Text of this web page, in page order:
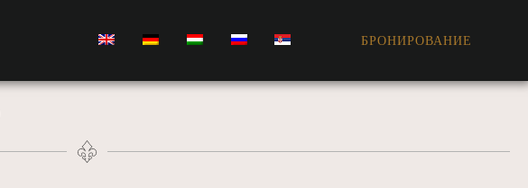
БРОНИРОВАНИЕ